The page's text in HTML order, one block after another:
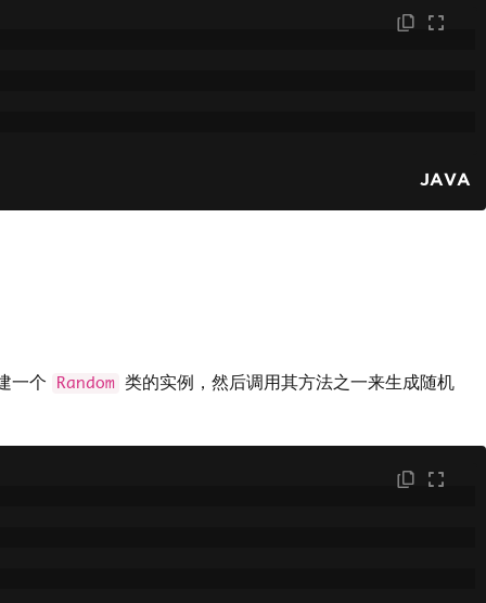
JAVA
一个 Random 类的实例，然后调用其方法之一来生成随机